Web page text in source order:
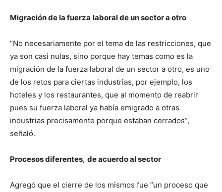
Migración de la fuerza laboral de un sector a otro
“No necesariamente por el tema de las restricciones, que
ya son casi nulas, sino porque hay temas como es la
migración de la fuerza laboral de un sector a otro, es uno
de los retos para ciertas industrias, por ejemplo, los
hoteles y los restaurantes, que al momento de reabrir
pues su fuerza laboral ya había emigrado a otras
industrias precisamente porque estaban cerrados”,
señaló.
Procesos diferentes, de acuerdo al sector
Agregó que el cierre de los mismos fue “un proceso que